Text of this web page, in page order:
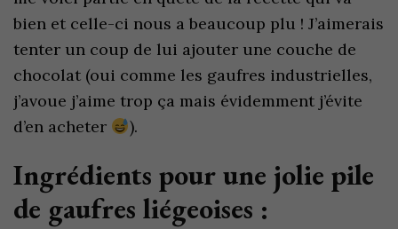
bien et celle-ci nous a beaucoup plu ! J’aimerais
tenter un coup de lui ajouter une couche de
chocolat (oui comme les gaufres industrielles,
j’avoue j’aime trop ça mais évidemment j’évite
d’en acheter
).
Ingrédients pour une jolie pile
de gaufres liégeoises :